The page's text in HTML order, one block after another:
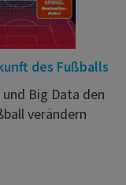
des Fußballs
und Big Data den
verändern